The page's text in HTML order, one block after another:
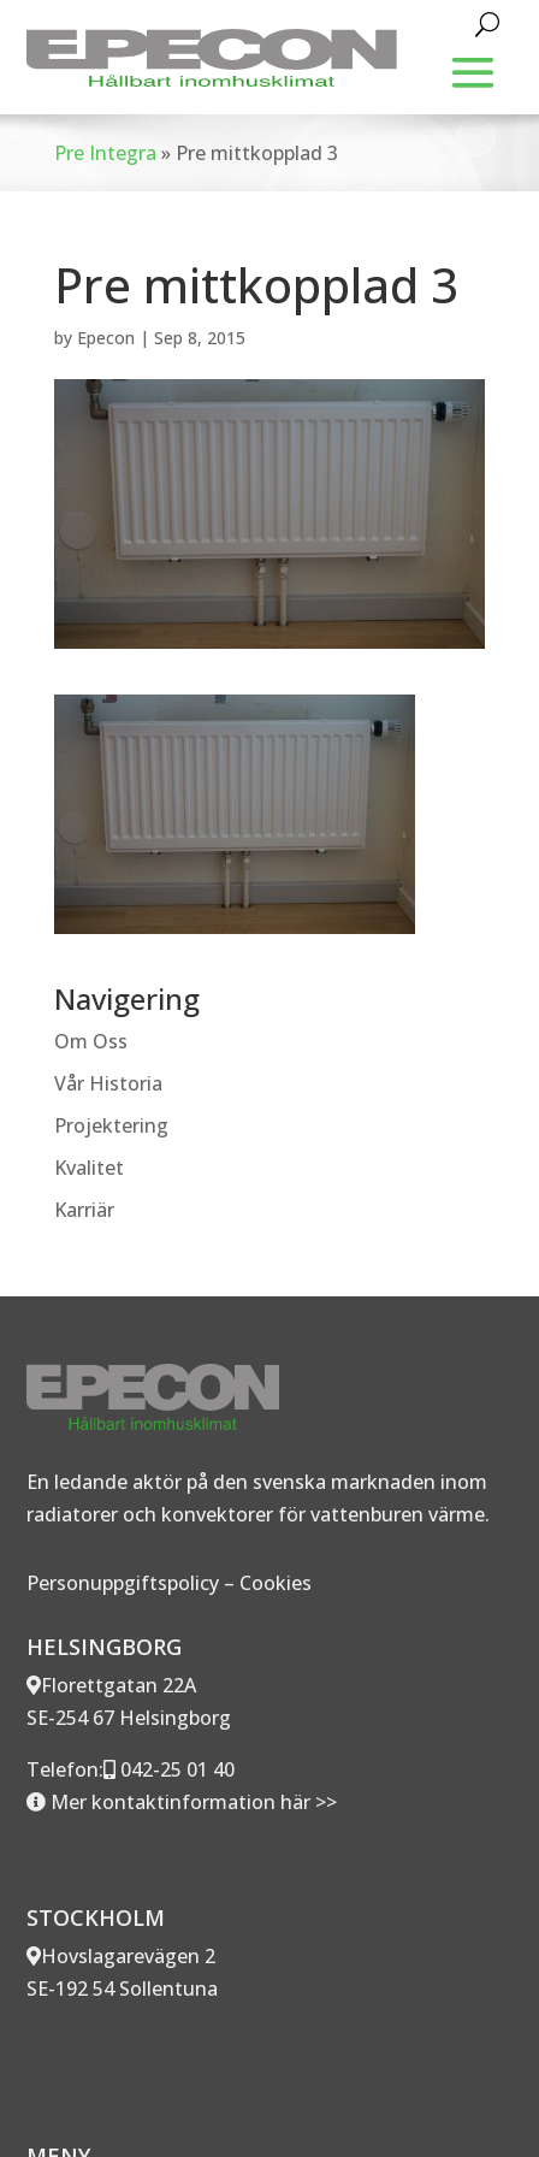
Pre Integra » Pre mittkopplad 3
Pre mittkopplad 3
by Epecon | Sep 8, 2015
Navigering
Om Oss
Vår Historia
Projektering
Kvalitet
Karriär
En ledande aktör på den svenska marknaden inom
radiatorer och konvektorer för vattenburen värme.
Personuppgiftspolicy – Cookies
HELSINGBORG
Florettgatan 22A
SE-254 67 Helsingborg
Telefon:
042-25 01 40
Mer kontaktinformation här >>
STOCKHOLM
Hovslagarevägen 2
SE-192 54 Sollentuna